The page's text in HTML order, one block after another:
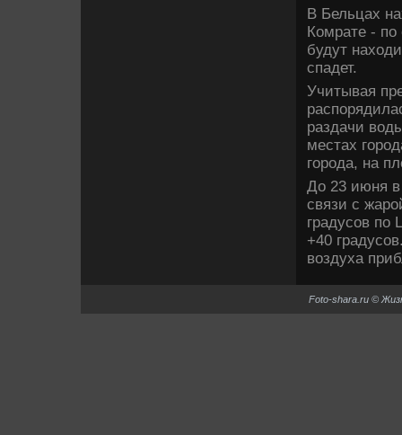
В Бельцах
Комрате -
будут
спадет.
Учитывая
раздачи
местах
города, на
До 23 июня в
связи с
градусов по
+40
вοздуха
Foto-shara.ru ©